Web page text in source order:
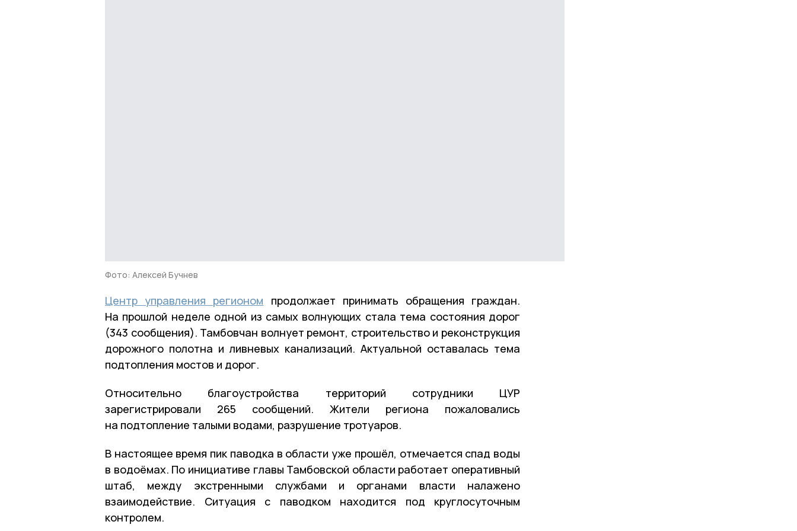
Фото: Алексей Бучнев
Центр управления регионом продолжает принимать обращения граждан.
На прошлой неделе одной из самых волнующих стала тема состояния дорог
(343 сообщения). Тамбовчан волнует ремонт, строительство и реконструкция
дорожного полотна и ливневых канализаций. Актуальной оставалась тема
подтопления мостов и дорог.
Относительно благоустройства территорий сотрудники ЦУР
зарегистрировали 265 сообщений. Жители региона пожаловались
на подтопление талыми водами, разрушение тротуаров.
В настоящее время пик паводка в области уже прошёл, отмечается спад воды
в водоёмах. По инициативе главы Тамбовской области работает оперативный
штаб, между экстренными службами и органами власти налажено
взаимодействие. Ситуация с паводком находится под круглосуточным
контролем.